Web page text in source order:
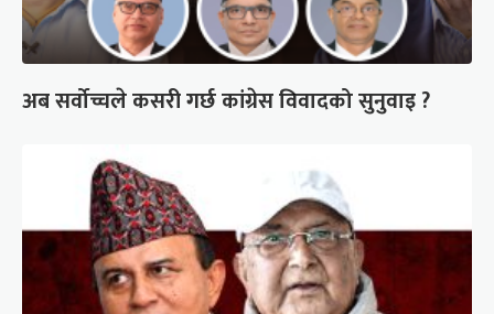
अब सर्वोच्चले कसरी गर्छ कांग्रेस विवादको सुनुवाइ ?